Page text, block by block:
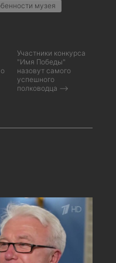
музея
Участники конкурса
"Имя Победы"
назовут самого
успешного
полководца ⟶